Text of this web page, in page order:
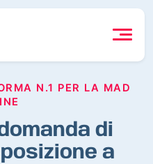
N.1 PER LA MAD
di
a